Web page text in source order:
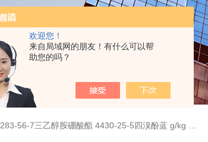
欢迎您！
来自局域网的朋友！有什么可以帮
助您的吗？
283-56-7三乙醇胺硼酸酯 4430-25-5四溴酚蓝 g/kg